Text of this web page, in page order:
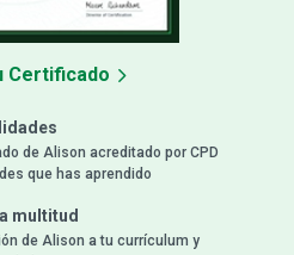
de Alison acreditado por CPD
que has aprendido
multitud
de Alison a tu currículum y
Certificado